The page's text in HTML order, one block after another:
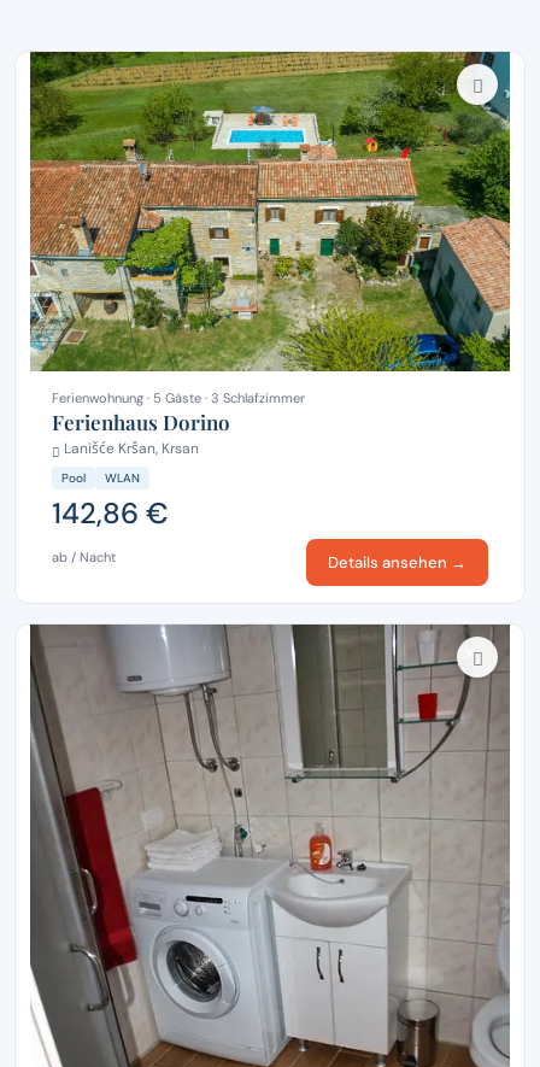
Ferienwohnung · 5 Gäste · 3 Schlafzimmer
Ferienhaus Dorino
Lanišće Kršan, Krsan
Pool WLAN
142,86 €
ab / Nacht Details ansehen →